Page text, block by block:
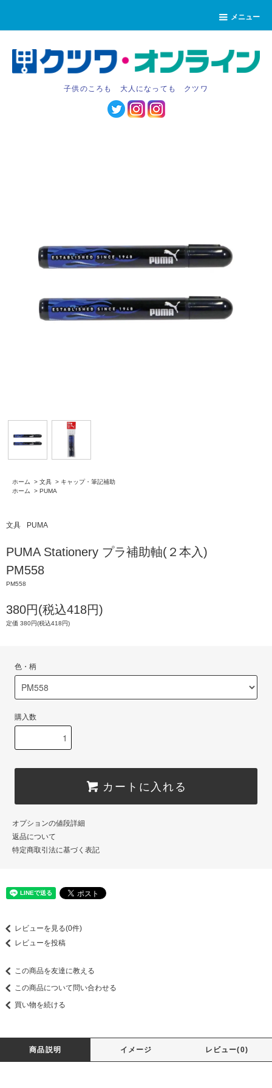
メニュー
子供のころも 大人になっても クツワ
ホーム > 文具 > キャップ・筆記補助
ホーム
> PUMA
文具 PUMA
PUMA Stationery プラ補助軸(２本入)
PM558
PM558
380円(税込418円)
定価 380円(税込418円)
色・柄
購入数
カートに入れる
オプションの値段詳細
返品について
特定商取引法に基づく表記
レビューを見る(0件)
レビューを投稿
この商品を友達に教える
この商品について問い合わせる
買い物を続ける
商品説明 イメージ レビュー(0)